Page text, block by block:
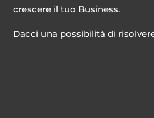
crescere il tuo Business.
Dacci una possibilità di